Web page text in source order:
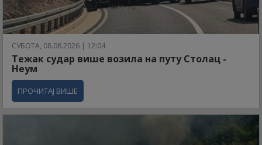
СУБОТА, 08.08.2026 | 12:04
Тежак судар више возила на путу Столац -
Неум
ПРОЧИТАЈ ВИШЕ